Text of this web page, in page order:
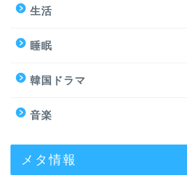
生活
睡眠
韓国ドラマ
音楽
メタ情報